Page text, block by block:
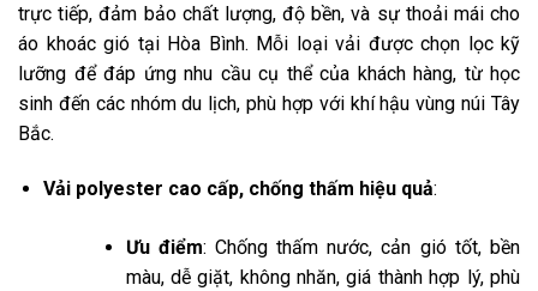
trực tiếp, đảm bảo chất lượng, độ bền, và sự thoải mái cho
áo khoác gió tại Hòa Bình. Mỗi loại vải được chọn lọc kỹ
lưỡng để đáp ứng nhu cầu cụ thể của khách hàng, từ học
sinh đến các nhóm du lịch, phù hợp với khí hậu vùng núi Tây
Bắc.
Vải polyester cao cấp, chống thấm hiệu quả:
Ưu điểm: Chống thấm nước, cản gió tốt, bền
màu, dễ giặt, không nhăn, giá thành hợp lý, phù